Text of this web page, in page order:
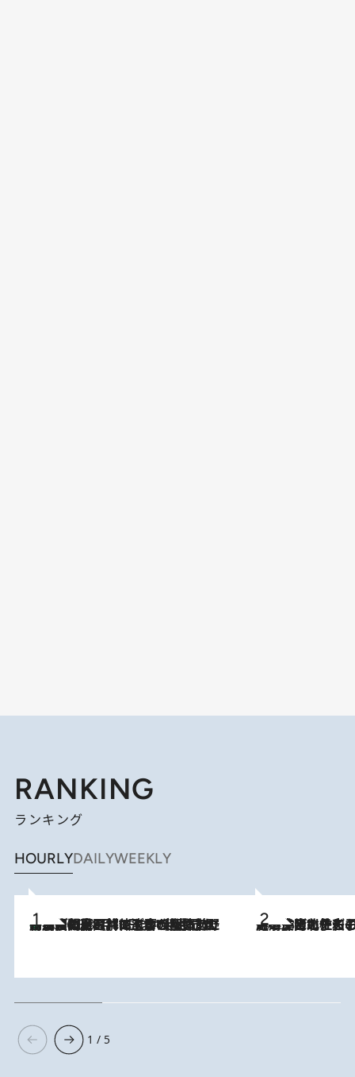
RANKING
ランキング
HOURLYDAILYWEEKLY
2026.8.8
「最後に見られてよかった」上野動物園の東園パンダ舎が解体前に特別公開。8月16日まで延長されたパネル展と共に辿る“半世紀”のパンダ飼育《解体工事の図面あり》 2026.8.3
《「文士の子ども被害者の会」発足！》阿川佐和子（72）が語る遠藤周作に北杜夫、劇作家・矢代静一の子どもたちの“文豪プライベート事件簿”
1 / 5